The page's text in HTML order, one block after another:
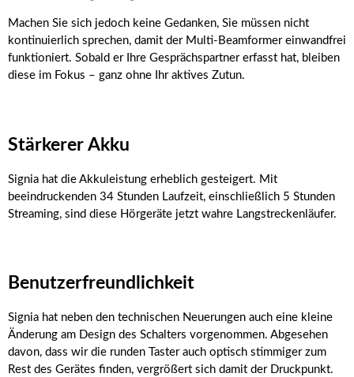
Machen Sie sich jedoch keine Gedanken, Sie müssen nicht
kontinuierlich sprechen, damit der Multi-Beamformer einwandfrei
funktioniert. Sobald er Ihre Gesprächspartner erfasst hat, bleiben
diese im Fokus – ganz ohne Ihr aktives Zutun.
Stärkerer Akku
Signia hat die Akkuleistung erheblich gesteigert. Mit
beeindruckenden 34 Stunden Laufzeit, einschließlich 5 Stunden
Streaming, sind diese Hörgeräte jetzt wahre Langstreckenläufer.
Benutzerfreundlichkeit
Signia hat neben den technischen Neuerungen auch eine kleine
Änderung am Design des Schalters vorgenommen. Abgesehen
davon, dass wir die runden Taster auch optisch stimmiger zum
Rest des Gerätes finden, vergrößert sich damit der Druckpunkt.